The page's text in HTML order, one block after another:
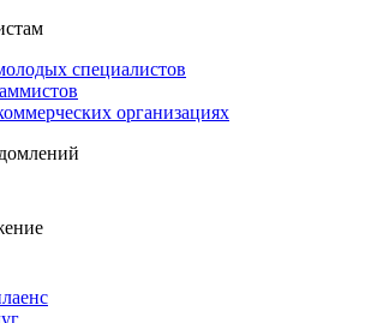
специалистов
организациях